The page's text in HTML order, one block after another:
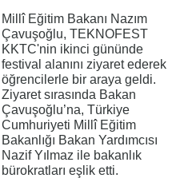
Millî Eğitim Bakanı Nazım
Çavuşoğlu, TEKNOFEST
KKTC'nin ikinci gününde
festival alanını ziyaret ederek
öğrencilerle bir araya geldi.
Ziyaret sırasında Bakan
Çavuşoğlu’na, Türkiye
Cumhuriyeti Millî Eğitim
Bakanlığı Bakan Yardımcısı
Nazif Yılmaz ile bakanlık
bürokratları eşlik etti.